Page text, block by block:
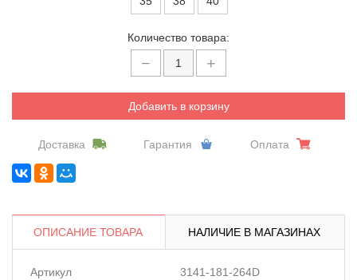
Количество товара:
Добавить в корзину
Доставка Гарантия Оплата
ОПИСАНИЕ ТОВАРА НАЛИЧИЕ В МАГАЗИНАХ
Артикул 3141-181-264D